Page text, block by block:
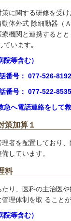
に関する研修を受
体外式 除細動器（
機関と連携すると
ています｡
等含む）
番号： 077-526-8192
号： 077-522-8535
へ電話連絡をして
策加算１
者を配置しており
しています。
料
り、医科の主治医
理体制を取 ることが
等含む）